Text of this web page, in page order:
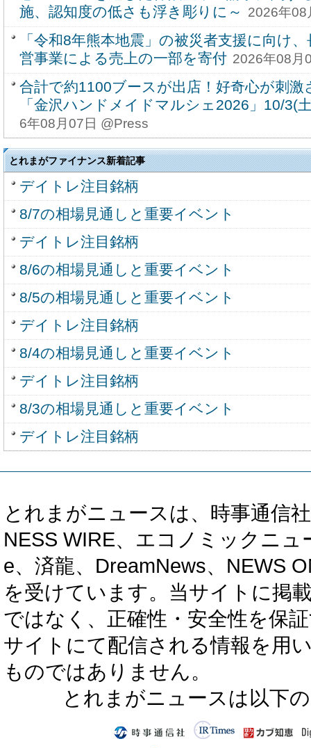
施、認知度の低さも浮き彫りに～
2026年08
「令和8年熊本地震」の被災者支援に向け
営事業による売上の一部を寄付 2026年08月
合計で約1100ブースが出店！好奇心が刺激
「金沢ハンドメイドマルシェ2026」10/3(
6年08月07日 @Press
とれまがファイナンス新着記事
デイトレ注目銘柄
8/7の相場見通しと重要イベント
デイトレ注目銘柄
8/6の相場見通しと重要イベント
8/5の相場見通しと重要イベント
デイトレ注目銘柄
8/4の相場見通しと重要イベント
デイトレ注目銘柄
8/3の相場見通しと重要イベント
デイトレ注目銘柄
とれまがニュースは、時事通信
NESS WIRE、エコノミックニ
e、済龍、DreamNews、NEWS
を受けています。当サイトに掲
ではなく、正確性・安全性を保
サイトにて配信される情報を用
ものではありません。
とれまがニュースは以下